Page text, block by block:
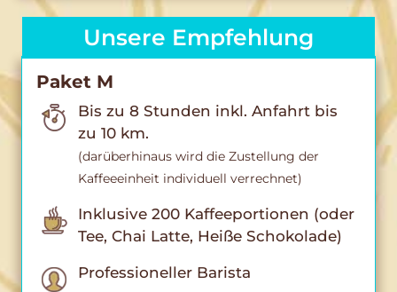
Unsere Empfehlung
Paket M
Bis zu 8 Stunden inkl. Anfahrt bis
zu 10 km.
(darüberhinaus wird die Zustellung der
Kaffeeeinheit individuell verrechnet)
Inklusive 200 Kaffeeportionen (oder
Tee, Chai Latte, Heiße Schokolade)
Professioneller Barista